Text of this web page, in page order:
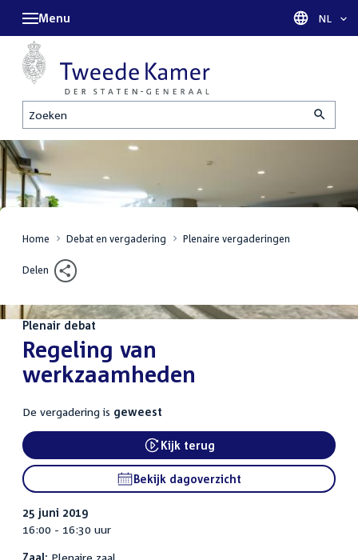
Zoeken
Menu Taal
NL
Home Debat en vergadering Plenaire vergaderingen
Delen
Plenair debat
:Regeling van
werkzaamheden
De vergadering is geweest
External link:
Kijk terug
Bekijk dagoverzicht
25 juni 2019
16:00 - 16:30 uur
Zaal: Plenaire zaal